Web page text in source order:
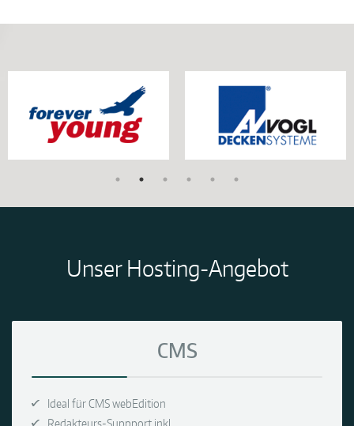
Unser Hosting-Angebot
CMS
Ideal für CMS webEdition
Redakteurs-Suppport inkl.